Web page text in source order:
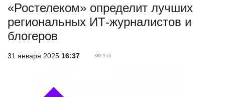
«Ростелеком» определит лучших
региональных ИТ-журналистов и
блогеров
31 января 2025 16:37 956